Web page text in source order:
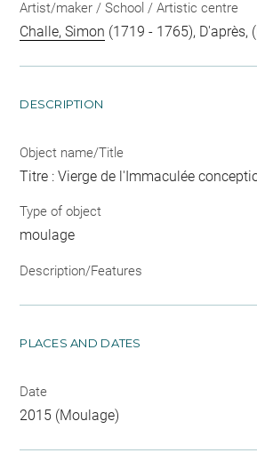
Artist/maker / School / Artistic centre
Challe, Simon (1719 - 1765), D'après,
DESCRIPTION
Object name/Title
Titre : Vierge de l'Immaculée
Type of object
moulage
Description/Features
PLACES AND DATES
Date
2015 (Moulage)